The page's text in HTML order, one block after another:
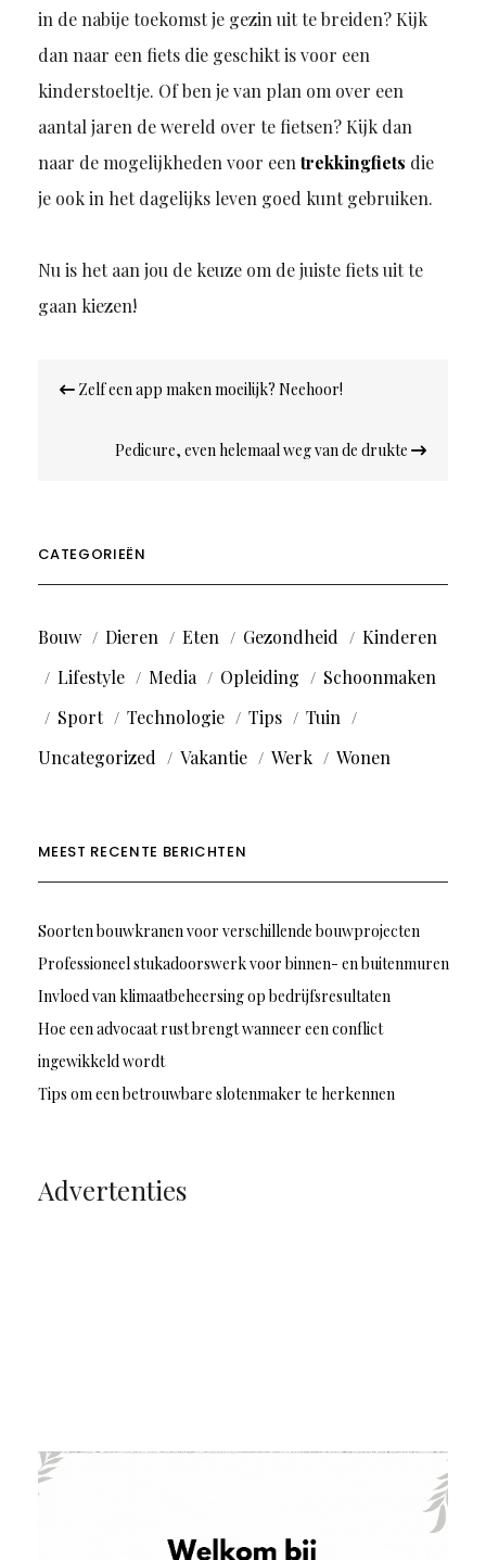
in de nabije toekomst je gezin uit te breiden? Kijk
dan naar een fiets die geschikt is voor een
kinderstoeltje. Of ben je van plan om over een
aantal jaren de wereld over te fietsen? Kijk dan
naar de mogelijkheden voor eentrekkingfiets die
je ook in het dagelijks leven goed kunt gebruiken.
Nu is het aan jou de keuze om de juiste fiets uit te
gaan kiezen!
navigatie
Zelf een app maken moeilijk? Neehoor!
Pedicure, even helemaal weg van de drukte
CATEGORIEËN
Bouw Dieren Eten Gezondheid
Kinderen
Lifestyle
Media Opleiding
Schoonmaken
Sport
Technologie Tips
Tuin
Uncategorized
Vakantie Werk Wonen
MEEST RECENTE BERICHTEN
Soorten bouwkranen voor verschillende bouwprojecten
Professioneel stukadoorswerk voor binnen- en buitenmuren
Invloed van klimaatbeheersing op bedrijfsresultaten
Hoe een advocaat rust brengt wanneer een conflict
ingewikkeld wordt
Tips om een betrouwbare slotenmaker te herkennen
Advertenties